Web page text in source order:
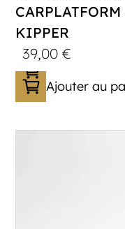
KIPPER
39,00€
Ajouter au